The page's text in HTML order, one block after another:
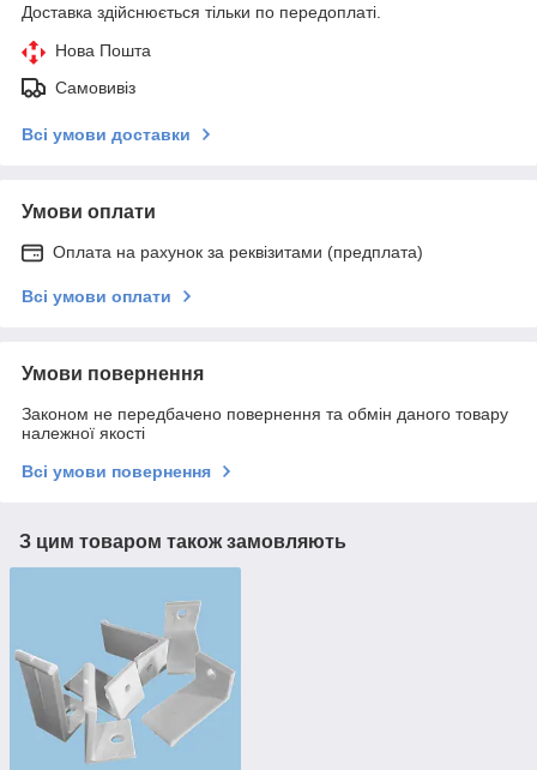
Доставка здійснюється тільки по передоплаті.
Нова Пошта
Самовивіз
Всі умови доставки
Умови оплати
Оплата на рахунок за реквізитами (предплата)
Всі умови оплати
Умови повернення
Законом не передбачено повернення та обмін даного товару
належної якості
Всі умови повернення
З цим товаром також замовляють